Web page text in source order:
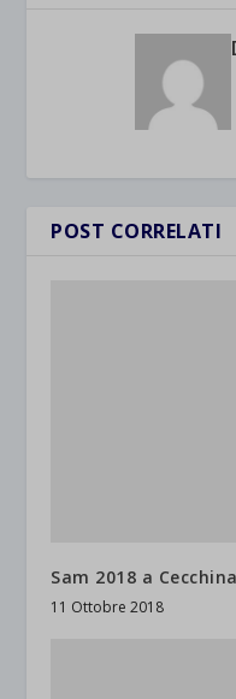
POST CORRELATI
Sam 2018 a Cecchina
11 Ottobre 2018